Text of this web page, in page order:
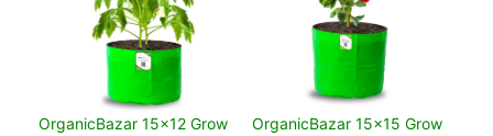
OrganicBazar 15x12 Grow
OrganicBazar 15x15 Grow